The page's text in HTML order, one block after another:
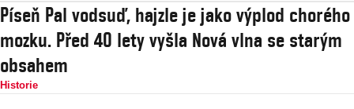
Píseň Pal vodsuď, hajzle je jako výplod chorého
mozku. Před 40 lety vyšla Nová vlna se starým
obsahem
Historie